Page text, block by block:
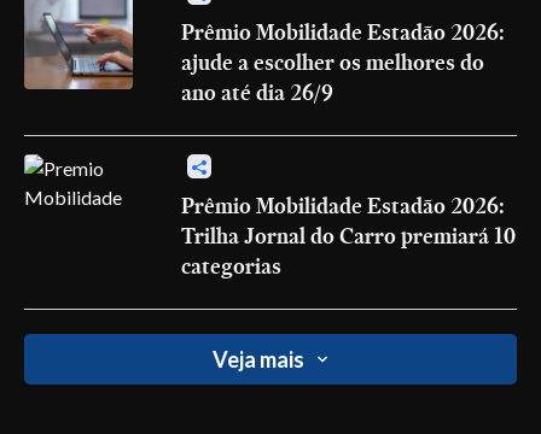
Prêmio Mobilidade Estadão 2026:
ajude a escolher os melhores do
ano até dia 26/9
Prêmio Mobilidade Estadão 2026:
Trilha Jornal do Carro premiará 10
categorias
Veja mais